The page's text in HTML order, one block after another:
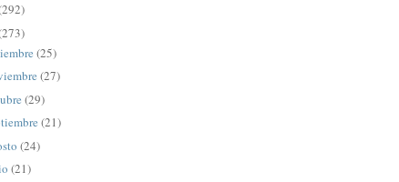
(25)
(27)
(29)
(21)
(24)
(21)